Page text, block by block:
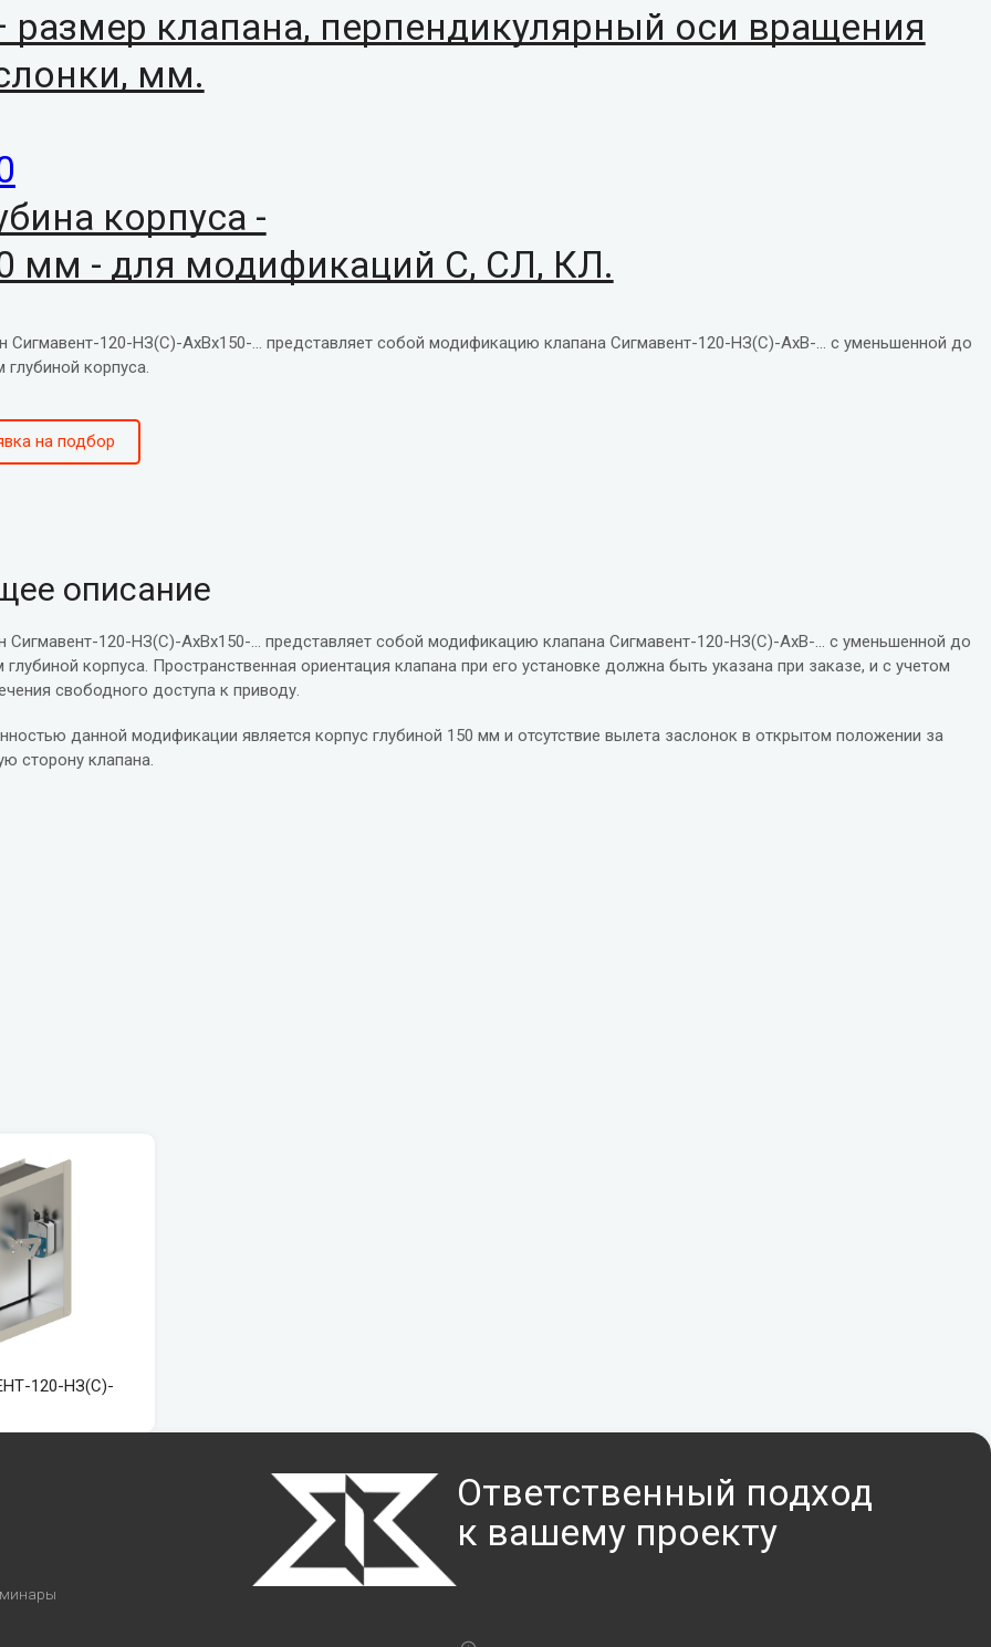
размер клапана, перпендикулярный оси вращения
мм.
корпуса -
мм - для модификаций С, СЛ, КЛ.
СИГМАВЕНТ-120-НЗ(С)-АХВХ150…
Сигмавент-120-НЗ(С)-АхВх150-... представляет собой модификацию клапана Сигмавент-120-НЗ(С)-АхВ-... с уменьшенной до
глубиной корпуса.
на подбор
описание
Сигмавент-120-НЗ(С)-АхВх150-... представляет собой модификацию клапана Сигмавент-120-НЗ(С)-АхВ-... с уменьшенной до
глубиной корпуса. Пространственная ориентация клапана при его установке должна быть указана при заказе, и с учетом
свободного доступа к приводу.
данной модификации является корпус глубиной 150 мм и отсутствие вылета заслонок в открытом положении за
сторону клапана.
120-НЗ(С)-
Ответственный подход
к вашему проекту